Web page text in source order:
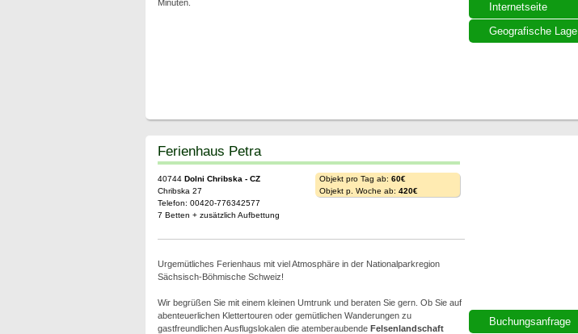
Internetseite
Geografische Lage
Minuten.
Buchungsanfrage
Ferienhaus Petra
40744 Dolni Chribska - CZ
Chribska 27
Telefon: 00420-776342577
7 Betten + zusätzlich Aufbettung
Objekt pro Tag ab: 60€
Objekt p. Woche ab: 420€
Urgemütliches Ferienhaus mit viel Atmosphäre in der Nationalparkregion
Sächsisch-Böhmische Schweiz!
Wir begrüßen Sie mit einem kleinen Umtrunk und beraten Sie gern. Ob Sie auf
abenteuerlichen Klettertouren oder gemütlichen Wanderungen zu
gastfreundlichen Ausflugslokalen die atemberaubende Felsenlandschaft